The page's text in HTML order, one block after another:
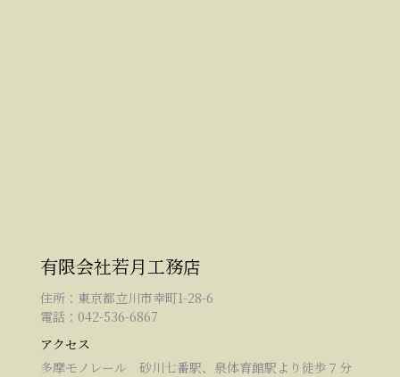
有限会社若月工務店
住所：東京都立川市幸町1-28-6
電話：042-536-6867
アクセス
多摩モノレール 砂川七番駅、泉体育館駅より徒歩７分